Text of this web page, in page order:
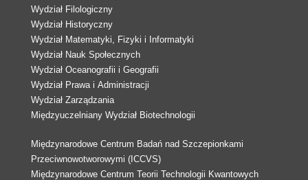
Wydział Filologiczny
Wydział Historyczny
Wydział Matematyki, Fizyki i Informatyki
Wydział Nauk Społecznych
Wydział Oceanografii i Geografii
Wydział Prawa i Administracji
Wydział Zarządzania
Międzyuczelniany Wydział Biotechnologii
Międzynarodowe Centrum Badań nad Szczepionkami
Przeciwnowotworowymi (ICCVS)
Międzynarodowe Centrum Teorii Technologii Kwantowych